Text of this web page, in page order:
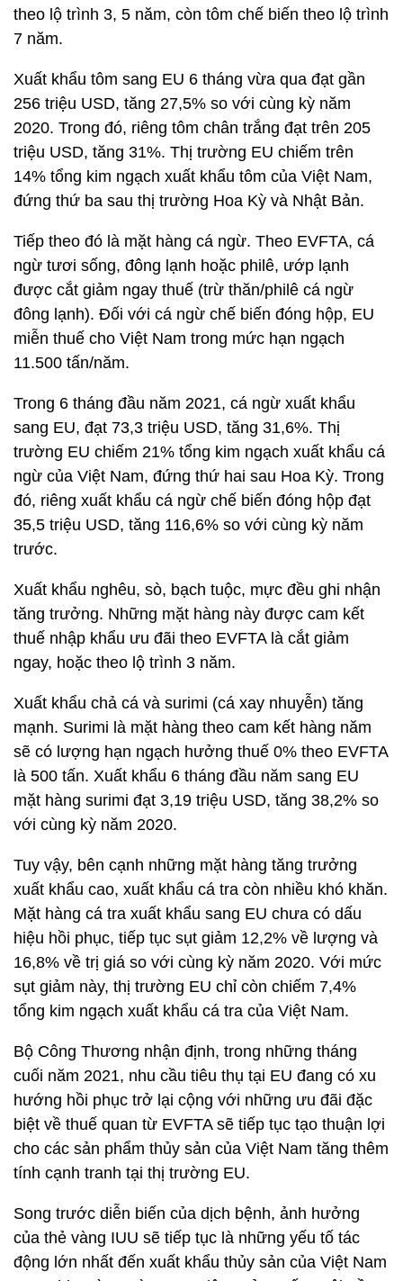
theo lộ trình 3, 5 năm, còn tôm chế biến theo lộ trình
7 năm.
Xuất khẩu tôm sang EU 6 tháng vừa qua đạt gần
256 triệu USD, tăng 27,5% so với cùng kỳ năm
2020. Trong đó, riêng tôm chân trắng đạt trên 205
triệu USD, tăng 31%. Thị trường EU chiếm trên
14% tổng kim ngạch xuất khẩu tôm của Việt Nam,
đứng thứ ba sau thị trường Hoa Kỳ và Nhật Bản.
Tiếp theo đó là mặt hàng cá ngừ. Theo EVFTA, cá
ngừ tươi sống, đông lạnh hoặc philê, ướp lạnh
được cắt giảm ngay thuế (trừ thăn/philê cá ngừ
đông lạnh). Đối với cá ngừ chế biến đóng hộp, EU
miễn thuế cho Việt Nam trong mức hạn ngạch
11.500 tấn/năm.
Trong 6 tháng đầu năm 2021, cá ngừ xuất khẩu
sang EU, đạt 73,3 triệu USD, tăng 31,6%. Thị
trường EU chiếm 21% tổng kim ngạch xuất khẩu cá
ngừ của Việt Nam, đứng thứ hai sau Hoa Kỳ. Trong
đó, riêng xuất khẩu cá ngừ chế biến đóng hộp đạt
35,5 triệu USD, tăng 116,6% so với cùng kỳ năm
trước.
Xuất khẩu nghêu, sò, bạch tuộc, mực đều ghi nhận
tăng trưởng. Những mặt hàng này được cam kết
thuế nhập khẩu ưu đãi theo EVFTA là cắt giảm
ngay, hoặc theo lộ trình 3 năm.
Xuất khẩu chả cá và surimi (cá xay nhuyễn) tăng
mạnh. Surimi là mặt hàng theo cam kết hàng năm
sẽ có lượng hạn ngạch hưởng thuế 0% theo EVFTA
là 500 tấn. Xuất khẩu 6 tháng đầu năm sang EU
mặt hàng surimi đạt 3,19 triệu USD, tăng 38,2% so
với cùng kỳ năm 2020.
Tuy vậy, bên cạnh những mặt hàng tăng trưởng
xuất khẩu cao, xuất khẩu cá tra còn nhiều khó khăn.
Mặt hàng cá tra xuất khẩu sang EU chưa có dấu
hiệu hồi phục, tiếp tục sụt giảm 12,2% về lượng và
16,8% về trị giá so với cùng kỳ năm 2020. Với mức
sụt giảm này, thị trường EU chỉ còn chiếm 7,4%
tổng kim ngạch xuất khẩu cá tra của Việt Nam.
Bộ Công Thương nhận định, trong những tháng
cuối năm 2021, nhu cầu tiêu thụ tại EU đang có xu
hướng hồi phục trở lại cộng với những ưu đãi đặc
biệt về thuế quan từ EVFTA sẽ tiếp tục tạo thuận lợi
cho các sản phẩm thủy sản của Việt Nam tăng thêm
tính cạnh tranh tại thị trường EU.
Song trước diễn biến của dịch bệnh, ảnh hưởng
của thẻ vàng IUU sẽ tiếp tục là những yếu tố tác
động lớn nhất đến xuất khẩu thủy sản của Việt Nam